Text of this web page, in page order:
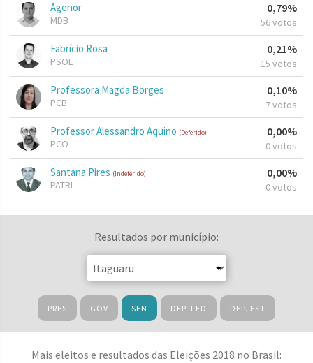
Agenor
MDB
0,79%
56 votos
Fabrício Rosa
PSOL
0,21%
15 votos
Professora Magda Borges
PCB
0,10%
7 votos
Professor Alessandro Aquino (Deferido)
PCO
0,00%
0 votos
Santana Pires (Indeferido)
PATRI
0,00%
0 votos
Resultados por município:
PRES GOV SEN DEP. FED DEP. EST
Mais eleitos e resultados das Eleições 2018 no Brasil: